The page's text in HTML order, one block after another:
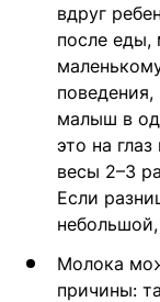
вдруг
после еды,
поведения,
малыш в
это на
весы 2–3
Если
небольшой,
Молока
причины: